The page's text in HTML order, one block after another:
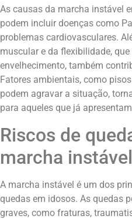
As causas da marcha instável
podem incluir doenças como
problemas cardiovasculares.
muscular e da flexibilidade,
envelhecimento, também
Fatores ambientais, como
podem agravar a situação,
para aqueles que já
Riscos de
marcha instável
A marcha instável é um dos
quedas em idosos. As quedas
graves, como fraturas,